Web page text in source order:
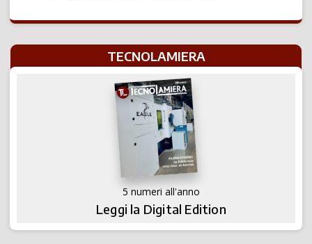
TECNOLAMIERA
5 numeri all'anno
Leggi la Digital Edition